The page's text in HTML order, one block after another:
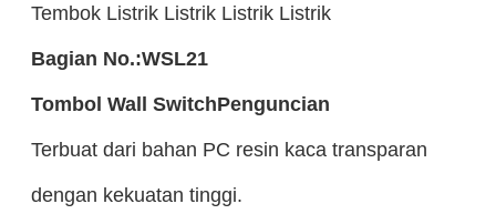
Tembok Listrik Listrik Listrik Listrik
Bagian No.:WSL21
Tombol Wall SwitchPenguncian
Terbuat dari bahan PC resin kaca transparan
dengan kekuatan tinggi.